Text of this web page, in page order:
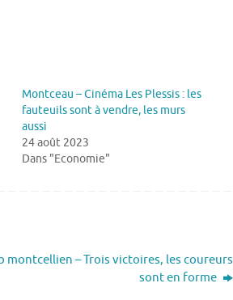
Montceau – Cinéma Les Plessis : les
fauteuils sont à vendre, les murs
aussi
24 août 2023
Dans "Economie"
montcellien – Trois victoires, les coureurs
sont en forme